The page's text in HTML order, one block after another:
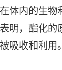
体内的生物
明，酯化的
吸收和利用。